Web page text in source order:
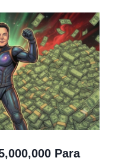
Para